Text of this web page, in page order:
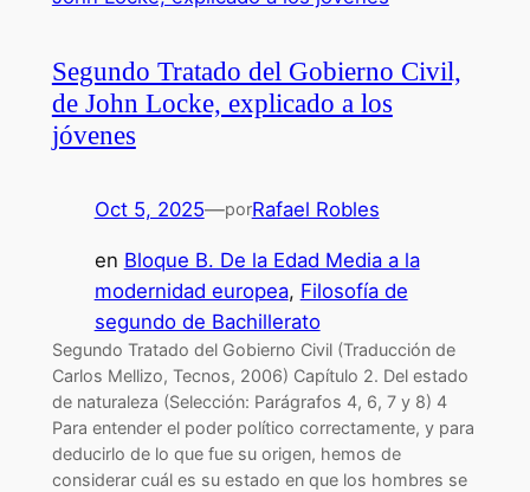
Segundo Tratado del Gobierno Civil,
de John Locke, explicado a los
jóvenes
Oct 5, 2025—porRafael Robles
en Bloque B. De la Edad Media a la
modernidad europea, Filosofía de
segundo de Bachillerato
Segundo Tratado del Gobierno Civil (Traducción de
Carlos Mellizo, Tecnos, 2006) Capítulo 2. Del estado
de naturaleza (Selección: Parágrafos 4, 6, 7 y 8) 4
Para entender el poder político correctamente, y para
deducirlo de lo que fue su origen, hemos de
considerar cuál es su estado en que los hombres se